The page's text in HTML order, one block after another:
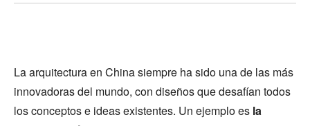
La arquitectura en China siempre ha sido una de las más
innovadoras del mundo, con diseños que desafían todos
los conceptos e ideas existentes. Un ejemplo es la